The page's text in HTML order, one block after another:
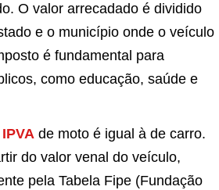
O valor arrecadado é dividido
e o município onde o veículo
é fundamental para
como educação, saúde e
IPVA de moto é igual à de carro.
do valor venal do veículo,
pela Tabela Fipe (Fundação